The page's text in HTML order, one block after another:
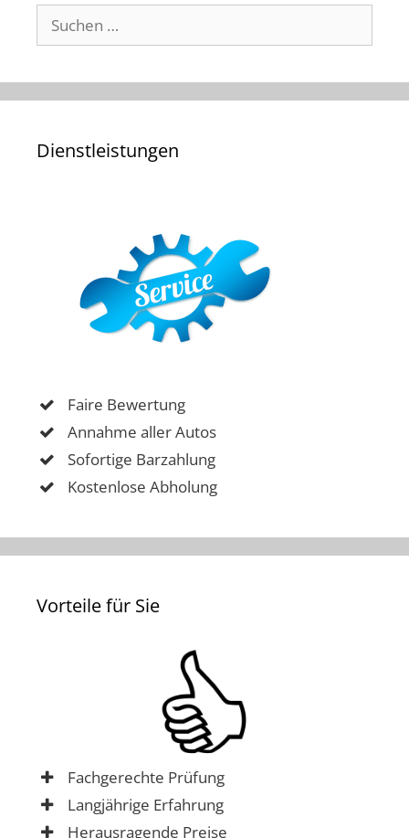
Suchen
nach:
Dienstleistungen
Faire Bewertung
Annahme aller Autos
Sofortige Barzahlung
Kostenlose Abholung
Vorteile für Sie
Fachgerechte Prüfung
Langjährige Erfahrung
Herausragende Preise